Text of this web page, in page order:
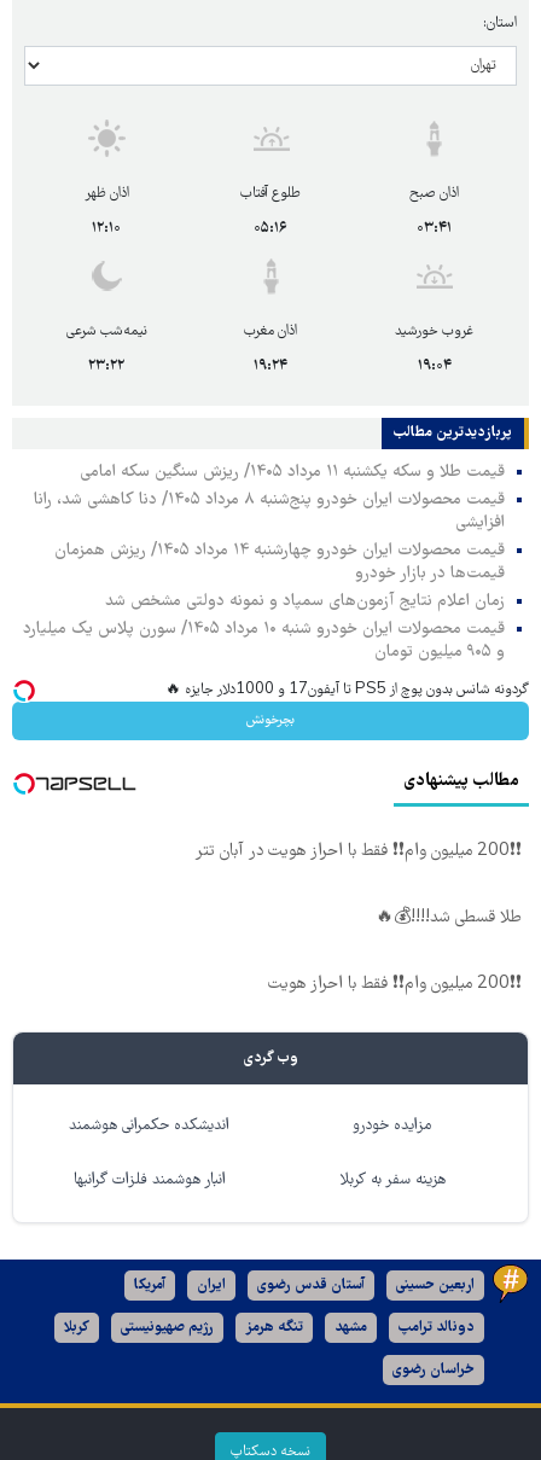
استان:
اذان صبح
۰۳:۴۱
طلوع آفتاب
۰۵:۱۶
اذان ظهر
۱۲:۱۰
غروب خورشید
۱۹:۰۴
اذان مغرب
۱۹:۲۴
نیمه‌شب شرعی
۲۳:۲۲
پربازدیدترین‌ مطالب
قیمت طلا و سکه یکشنبه ۱۱ مرداد ۱۴۰۵/ ریزش سنگین سکه امامی
قیمت محصولات ایران خودرو پنج‌شنبه ۸ مرداد ۱۴۰۵/ دنا کاهشی شد، رانا
افزایشی
قیمت محصولات ایران خودرو چهارشنبه ۱۴ مرداد ۱۴۰۵/ ریزش همزمان
قیمت‌ها در بازار خودرو
زمان اعلام نتایج آزمون‌های سمپاد و نمونه دولتی مشخص شد
قیمت محصولات ایران خودرو شنبه ۱۰ مرداد ۱۴۰۵/ سورن پلاس یک میلیارد
و ۹۰۵ میلیون تومان
گردونه شانس بدون پوچ از PS5 تا آیفون17 و 1000دلار جایزه 🔥
بچرخونش
مطالب پیشنهادی
❗❗200 میلیون وام❗❗ فقط با احراز هویت در آبان تتر
طلا قسطی شد!!!!💰🔥
❗❗200 میلیون وام❗❗ فقط با احراز هویت
وب گردی
مزایده خودرو اندیشکده حکمرانی هوشمند
هزینه سفر به کربلا انبار هوشمند فلزات گرانبها
اربعین حسینی آستان قدس رضوی ایران آمریکا
دونالد ترامپ مشهد تنگه هرمز رژیم صهیونیستی کربلا
خراسان رضوی
نسخه دسکتاپ